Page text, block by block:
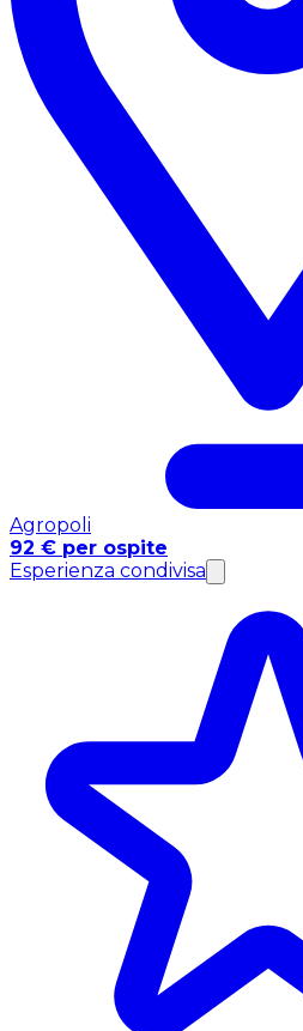
Agropoli
92 € per ospite
Esperienza condivisa